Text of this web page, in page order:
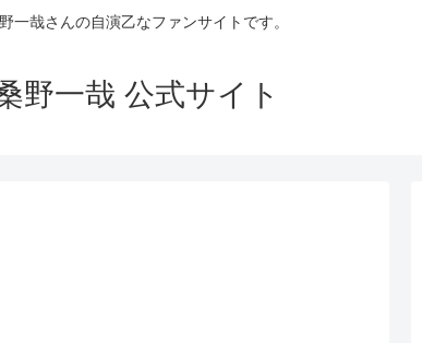
一哉さんの自演乙なファンサイトです。
野一哉 公式サイト